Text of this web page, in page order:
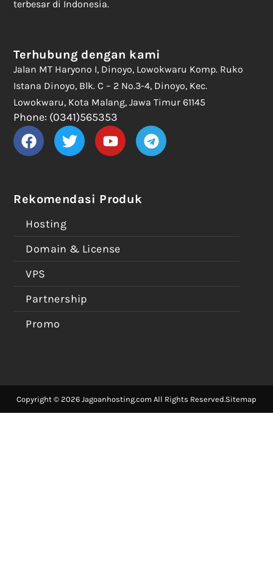
terbesar di Indonesia.
Rekomendasi Produk
Hosting
Domain & License
VPS
Partnership
Promo
Terhubung dengan kami
Jalan MT Haryono I, Dinoyo, Lowokwaru Komp. Ruko
Istana Dinoyo, Blk. C – 2 No.3-4, Dinoyo, Kec.
Lowokwaru, Kota Malang, Jawa Timur 61145
Phone: (0341)565353
Copyright © 2026 Jagoanhosting.com All Rights Reserved.Sitemap